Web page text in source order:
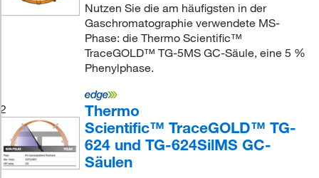
Nutzen Sie die am häufigsten in der
Gaschromatographie verwendete MS-
Phase: die Thermo Scientific™
TraceGOLD™ TG-5MS GC-Säule, eine 5 %
Phenylphase.
2
Thermo
Scientific™ TraceGOLD™ TG-
624 und TG-624SilMS GC-
Säulen